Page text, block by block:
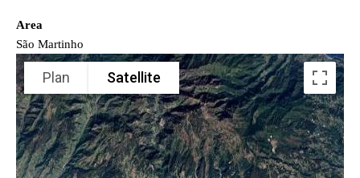
Area
São Martinho
Plan Satellite